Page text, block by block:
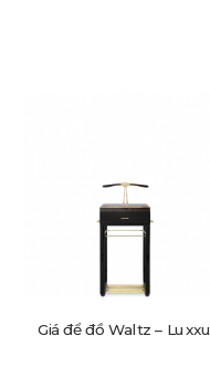
Giá để đồ Waltz – Luxxu